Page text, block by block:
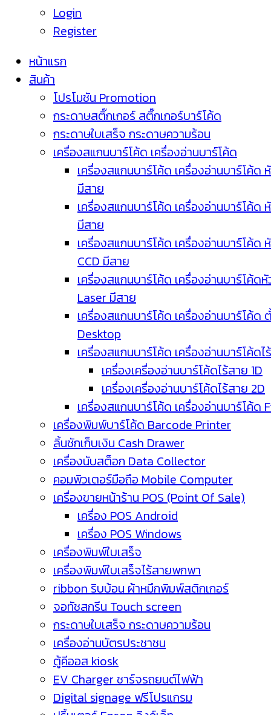
Login
Register
หน้าแรก
สินค้า
โปรโมชัน Promotion
กระดาษสติ๊กเกอร์ สติ๊กเกอร์บาร์โค้ด
กระดาษใบเสร็จ กระดาษความร้อน
เครื่องสแกนบาร์โค้ด เครื่องอ่านบาร์โค้ด
เครื่องสแกนบาร์โค้ด เครื่องอ่านบาร์โค้ด
มีสาย
เครื่องสแกนบาร์โค้ด เครื่องอ่านบาร์โค้ด
มีสาย
เครื่องสแกนบาร์โค้ด เครื่องอ่านบาร์โค้ด
CCD มีสาย
เครื่องสแกนบาร์โค้ด เครื่องอ่านบาร์โค้ด
Laser มีสาย
เครื่องสแกนบาร์โค้ด เครื่องอ่านบาร์โค้ด
Desktop
เครื่องสแกนบาร์โค้ด เครื่องอ่านบาร์โค้ดไ
เครื่องเครื่องอ่านบาร์โค้ดไร้สาย 1D
เครื่องเครื่องอ่านบาร์โค้ดไร้สาย 2D
เครื่องสแกนบาร์โค้ด เครื่องอ่านบาร์โค้ด
เครื่องพิมพ์บาร์โค้ด Barcode Printer
ลิ้นชักเก็บเงิน Cash Drawer
เครื่องนับสต็อก Data Collector
คอมพิวเตอร์มือถือ Mobile Computer
เครื่องขายหน้าร้าน POS (Point Of Sale)
เครื่อง POS Android
เครื่อง POS Windows
เครื่องพิมพ์ใบเสร็จ
เครื่องพิมพ์ใบเสร็จไร้สายพกพา
ribbon ริบบ้อน ผ้าหมึกพิมพ์สติกเกอร์
จอทัชสกรีน Touch screen
กระดาษใบเสร็จ กระดาษความร้อน
เครื่องอ่านบัตรประชาชน
ตู้คีออส kiosk
EV Charger ชาร์จรถยนต์ไฟฟ้า
Digital signage ฟรีโปรแกรม